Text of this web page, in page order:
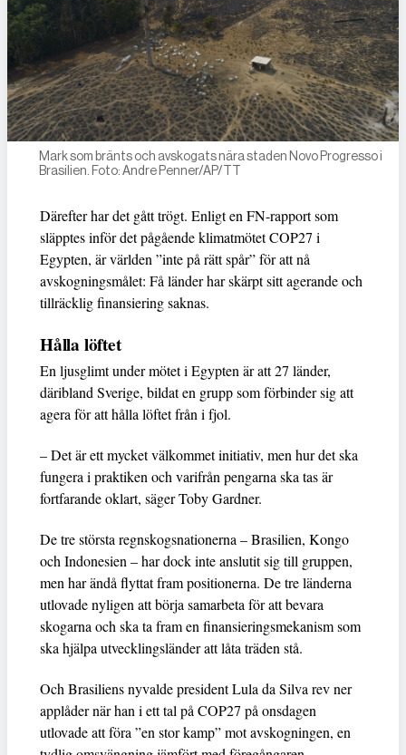
Mark som bränts och avskogats nära staden Novo Progresso i
Brasilien. Foto: Andre Penner/AP/TT
Därefter har det gått trögt. Enligt en FN-rapport som
släpptes inför det pågående klimatmötet COP27 i
Egypten, är världen ”inte på rätt spår” för att nå
avskogningsmålet: Få länder har skärpt sitt agerande och
tillräcklig finansiering saknas.
Hålla löftet
En ljusglimt under mötet i Egypten är att 27 länder,
däribland Sverige, bildat en grupp som förbinder sig att
agera för att hålla löftet från i fjol.
– Det är ett mycket välkommet initiativ, men hur det ska
fungera i praktiken och varifrån pengarna ska tas är
fortfarande oklart, säger Toby Gardner.
De tre största regnskogsnationerna – Brasilien, Kongo
och Indonesien – har dock inte anslutit sig till gruppen,
men har ändå flyttat fram positionerna. De tre länderna
utlovade nyligen att börja samarbeta för att bevara
skogarna och ska ta fram en finansieringsmekanism som
ska hjälpa utvecklingsländer att låta träden stå.
Och Brasiliens nyvalde president Lula da Silva rev ner
applåder när han i ett tal på COP27 på onsdagen
utlovade att föra ”en stor kamp” mot avskogningen, en